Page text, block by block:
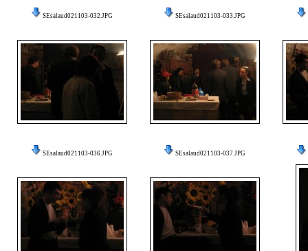
SEsalaud021103-032.JPG SEsalaud021103-033.JPG
SEsalaud021103-036.JPG SEsalaud021103-037.JPG